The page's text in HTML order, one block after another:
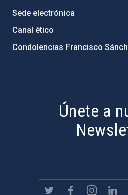
Sede electrónica
Canal ético
Condolencias Francisco
Únete a